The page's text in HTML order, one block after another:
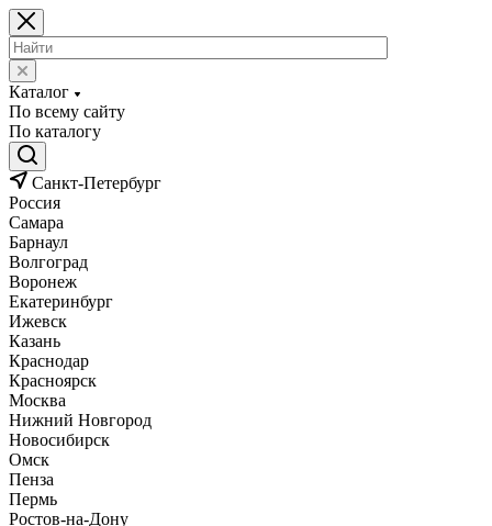
Каталог
По всему сайту
По каталогу
Санкт-Петербург
Россия
Самара
Барнаул
Волгоград
Воронеж
Екатеринбург
Ижевск
Казань
Краснодар
Красноярск
Москва
Нижний Новгород
Новосибирск
Омск
Пенза
Пермь
Ростов-на-Дону